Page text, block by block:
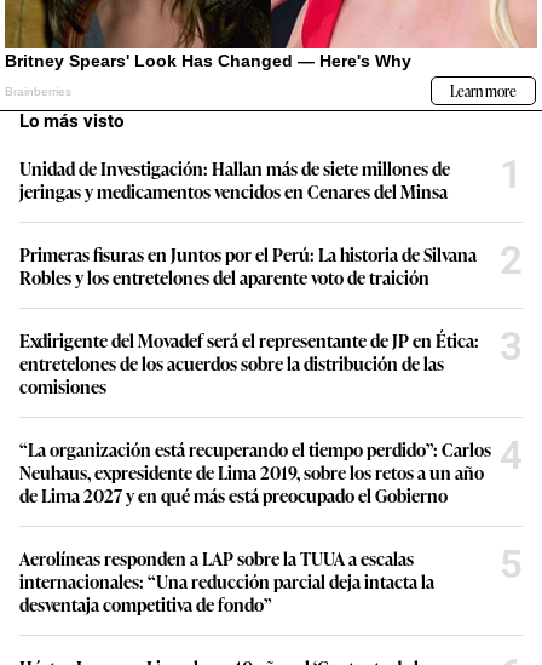
Lo más visto
Unidad de Investigación: Hallan más de siete millones de
jeringas y medicamentos vencidos en Cenares del Minsa
1
Primeras fisuras en Juntos por el Perú: La historia de Silvana
Robles y los entretelones del aparente voto de traición
2
Exdirigente del Movadef será el representante de JP en Ética:
entretelones de los acuerdos sobre la distribución de las
comisiones
3
“La organización está recuperando el tiempo perdido”: Carlos
Neuhaus, expresidente de Lima 2019, sobre los retos a un año
de Lima 2027 y en qué más está preocupado el Gobierno
4
Aerolíneas responden a LAP sobre la TUUA a escalas
internacionales: “Una reducción parcial deja intacta la
desventaja competitiva de fondo”
5